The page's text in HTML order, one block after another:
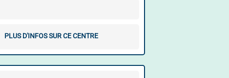
PLUS D'INFOS SUR CE CENTRE